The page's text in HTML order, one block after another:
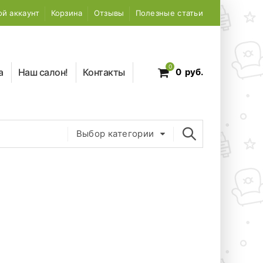
аккаунт Корзина Отзывы Полезные статьи
Наш салон! Контакты 0 0 руб.
Выбор категории